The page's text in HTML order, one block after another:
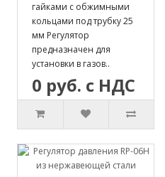
гайками с обжимными
кольцами под трубку 25
мм Регулятор
предназначен для
установки в газов..
0 руб. с НДС